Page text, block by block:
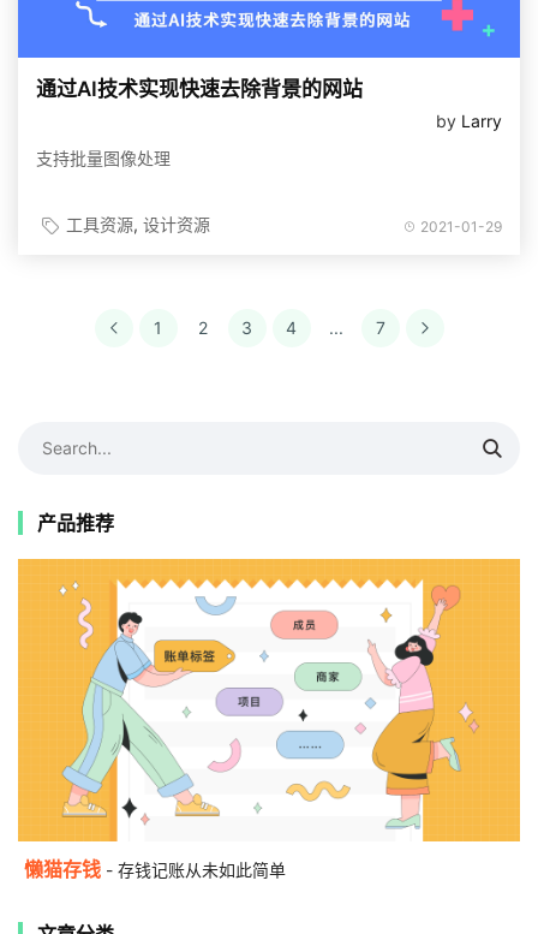
通过AI技术实现快速去除背景的网站
by Larry
支持批量图像处理
工具资源 设计资源 2021-01-29
1 2 3 4 ... 7
产品推荐
懒猫存钱 - 存钱记账从未如此简单